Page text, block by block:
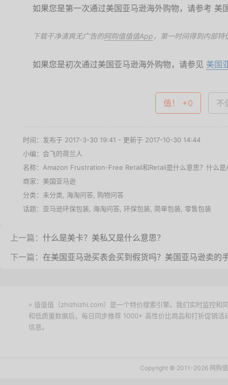
如果您是第一次通过美国亚马逊海外购物，请参考 美
下载干净清爽无广告的网购值值值App ，第一时间得到内部特
如果您是初次通过美国亚马逊海外购物，请参见 美国
值！ +0 不
时间：发布于 2017-3-30 19:41 - 更新于 2017-10-30 14:44
小编：会飞的荷兰人
名称： Amazon Frustration-Free Retail和Retail是什么意思？什么
商家： 美国亚马逊
分类：未分类, 海淘问答 购物问答
话题： 亚马逊环保包装 海淘问答 环保包装 简单包装 零售包装
上一篇： 什么是美卡？美私又是什么意思？
下一篇： 在美国亚马逊买表会买到假货吗？美国亚马逊卖的
» 值值值（zhizhizhi.com）是一个特价搜索引擎。我们实时监控和
和低质量数据后，每日同步推荐 1000+ 高性价比商品和打折促销
信息。
Copyright © 2011-2026 网购